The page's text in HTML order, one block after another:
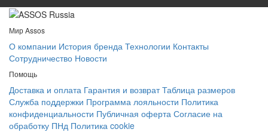
Мир Assos
О компании История бренда Технологии Контакты
Сотрудничество Новости
Помощь
Доставка и оплата Гарантия и возврат Таблица размеров
Служба поддержки Программа лояльности Политика
конфиденциальности Публичная оферта Согласие на
обработку ПНд Политика cookie